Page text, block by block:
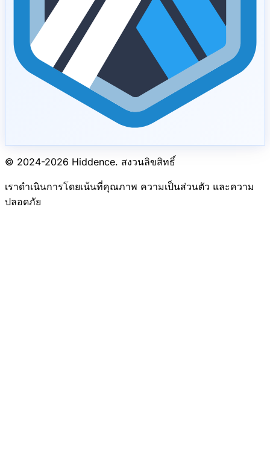
© 2024-2026 Hiddence. สงวนลิขสิทธิ์
เราดำเนินการโดยเน้นที่คุณภาพ ความเป็นส่วนตัว และความ
ปลอดภัย